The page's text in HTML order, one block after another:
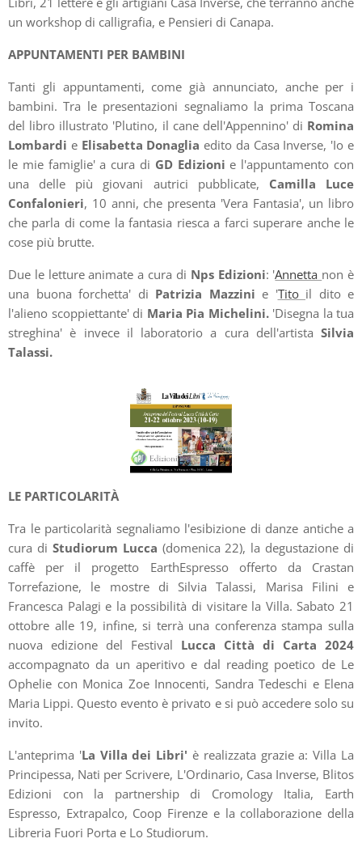
un workshop di calligrafia, e Pensieri di Canapa.
APPUNTAMENTI PER BAMBINI
Tanti gli appuntamenti, come già annunciato, anche per i
bambini. Tra le presentazioni segnaliamo la prima Toscana
del libro illustrato 'Plutino, il cane dell'Appennino' di Romina
Lombardi e Elisabetta Donaglia edito da Casa Inverse, 'Io e
le mie famiglie' a cura di GD Edizioni e l'appuntamento con
una delle più giovani autrici pubblicate, Camilla Luce
Confalonieri, 10 anni, che presenta 'Vera Fantasia', un libro
che parla di come la fantasia riesca a farci superare anche le
cose più brutte.
Due le letture animate a cura di Nps Edizioni: 'Annetta non è
una buona forchetta' di Patrizia Mazzini e 'Tito il dito e
l'alieno scoppiettante' di Maria Pia Michelini.'Disegna la tua
streghina' è invece il laboratorio a cura dell'artista Silvia
Talassi.
LE PARTICOLARITÀ
Tra le particolarità segnaliamo l'esibizione di danze antiche a
cura di Studiorum Lucca (domenica 22), la degustazione di
caffè per il progetto EarthEspresso offerto da Crastan
Torrefazione, le mostre di Silvia Talassi, Marisa Filini e
Francesca Palagi e la possibilità di visitare la Villa. Sabato 21
ottobre alle 19, infine, si terrà una conferenza stampa sulla
nuova edizione del Festival Lucca Città di Carta 2024
accompagnato da un aperitivo e dal reading poetico de Le
Ophelie con Monica Zoe Innocenti, Sandra Tedeschi e Elena
Maria Lippi. Questo evento è privato e si può accedere solo su
invito.
L'anteprima 'La Villa dei Libri' è realizzata grazie a: Villa La
Principessa, Nati per Scrivere, L'Ordinario, Casa Inverse, Blitos
Edizioni con la partnership di Cromology Italia, Earth
Espresso, Extrapalco, Coop Firenze e la collaborazione della
Libreria Fuori Porta e Lo Studiorum.